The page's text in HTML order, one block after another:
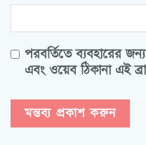
পরবর্তিতে ব্যবহারের
এবং ওয়েব ঠিকানা এই